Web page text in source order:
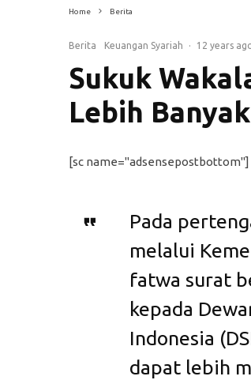
Home Berita
Berita Keuangan Syariah · 12 years
Sukuk
Lebih
[sc name="adsensepostbottom"]
Pada
melalui
fatwa surat
kepada
Indonesia
dapat lebih